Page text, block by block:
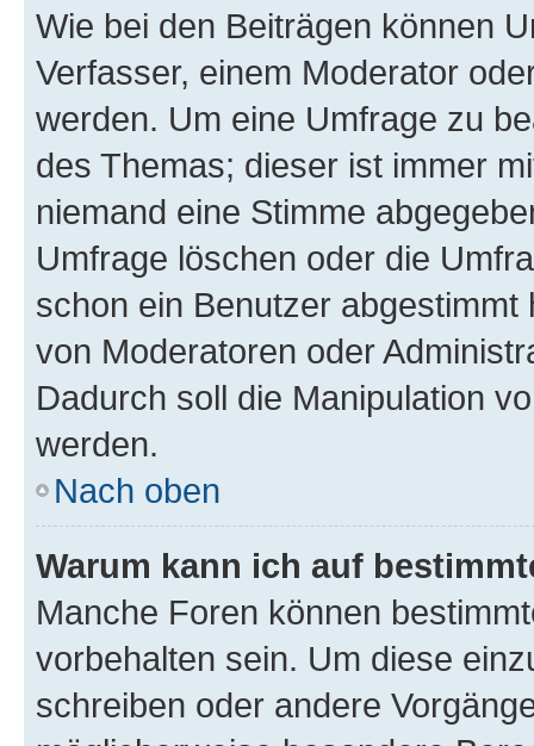
Wie bei den Beiträgen können
Verfasser, einem Moderator
werden. Um eine Umfrage zu
des Themas; dieser ist immer
niemand eine Stimme
Umfrage löschen oder die
schon ein Benutzer
von Moderatoren oder
Dadurch soll die Manipulation
werden.
Nach oben
Warum kann ich auf
Manche Foren können
vorbehalten sein. Um diese
schreiben oder andere